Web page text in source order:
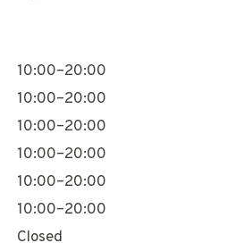
10:00–20:00
10:00–20:00
10:00–20:00
10:00–20:00
10:00–20:00
10:00–20:00
Closed